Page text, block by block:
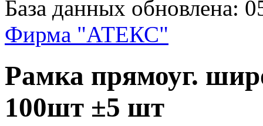
База данных обновлена:
Фирма "АТЕКС"
Рамка прямоуг.
100шт ±5 шт